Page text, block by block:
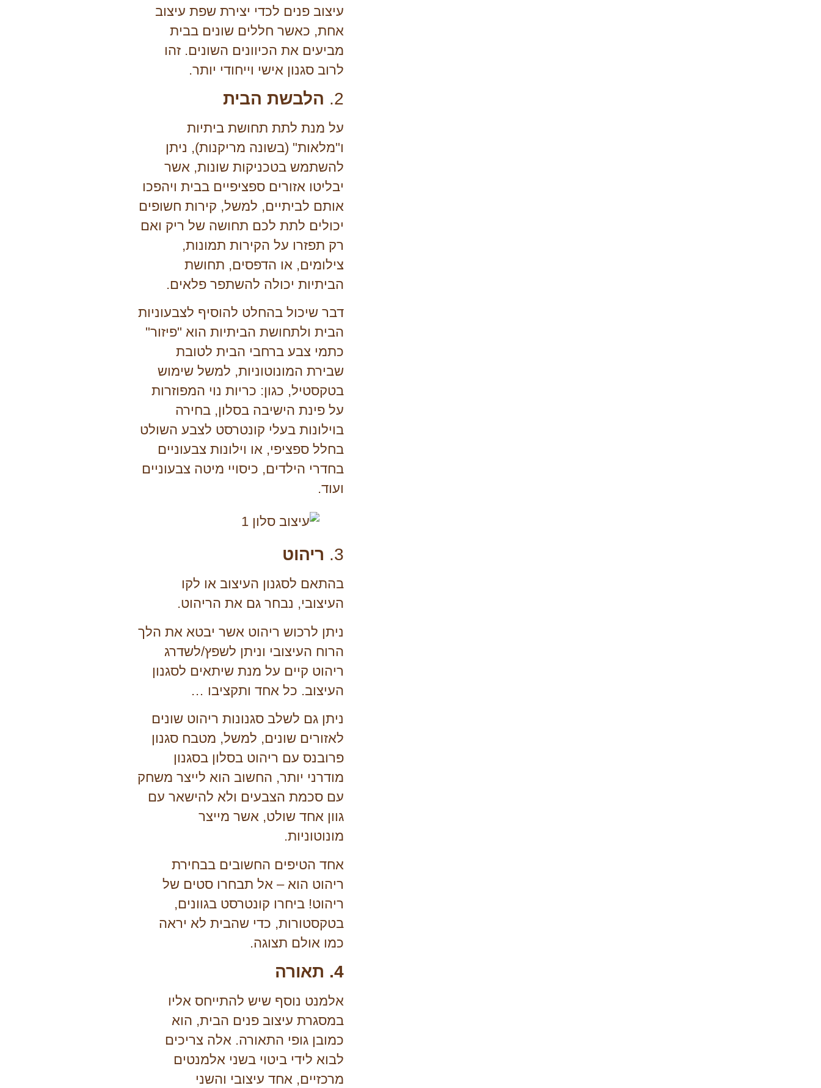
עיצוב פנים לכדי יצירת שפת עיצוב
אחת, כאשר חללים שונים בבית
מביעים את הכיוונים השונים. זהו
לרוב סגנון אישי וייחודי יותר.
2. הלבשת הבית
על מנת לתת תחושת ביתיות
ו"מלאות" (בשונה מריקנות), ניתן
להשתמש בטכניקות שונות, אשר
יבליטו אזורים ספציפיים בבית ויהפכו
אותם לביתיים, למשל, קירות חשופים
יכולים לתת לכם תחושה של ריק ואם
רק תפזרו על הקירות תמונות,
צילומים, או הדפסים, תחושת
הביתיות יכולה להשתפר פלאים.
דבר שיכול בהחלט להוסיף לצבעוניות
הבית ולתחושת הביתיות הוא "פיזור"
כתמי צבע ברחבי הבית לטובת
שבירת המונוטוניות, למשל שימוש
בטקסטיל, כגון: כריות נוי המפוזרות
על פינת הישיבה בסלון, בחירה
בוילונות בעלי קונטרסט לצבע השולט
בחלל ספציפי, או וילונות צבעוניים
בחדרי הילדים, כיסויי מיטה צבעוניים
ועוד.
3. ריהוט
בהתאם לסגנון העיצוב או לקו
העיצובי, נבחר גם את הריהוט.
ניתן לרכוש ריהוט אשר יבטא את הלך
הרוח העיצובי וניתן לשפץ/לשדרג
ריהוט קיים על מנת שיתאים לסגנון
העיצוב. כל אחד ותקציבו …
ניתן גם לשלב סגנונות ריהוט שונים
לאזורים שונים, למשל, מטבח סגנון
פרובנס עם ריהוט בסלון בסגנון
מודרני יותר, החשוב הוא לייצר משחק
עם סכמת הצבעים ולא להישאר עם
גוון אחד שולט, אשר מייצר
מונוטוניות.
אחד הטיפים החשובים בבחירת
ריהוט הוא – אל תבחרו סטים של
ריהוט! ביחרו קונטרסט בגוונים,
בטקסטורות, כדי שהבית לא יראה
כמו אולם תצוגה.
4. תאורה
אלמנט נוסף שיש להתייחס אליו
במסגרת עיצוב פנים הבית, הוא
כמובן גופי התאורה. אלה צריכים
לבוא לידי ביטוי בשני אלמנטים
מרכזיים, אחד עיצובי והשני